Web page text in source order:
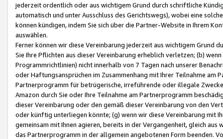
jederzeit ordentlich oder aus wichtigem Grund durch schriftliche
automatisch und unter Ausschluss des Gerichtswegs), wobei eine
können kündigen, indem Sie sich über die Partner-Website in Ihrem
auswählen.
Ferner können wir diese Vereinbarung jederzeit aus wichtigem Grund
Sie Ihre Pflichten aus dieser Vereinbarung erheblich verletzen; (b)
Programmrichtlinien) nicht innerhalb von 7 Tagen nach unserer
oder Haftungsansprüchen im Zusammenhang mit Ihrer Teilnahme am
Partnerprogramm für betrügerische, irreführende oder illegale
Amazon durch Sie oder Ihre Teilnahme am Partnerprogramm
dieser Vereinbarung oder den gemäß dieser Vereinbarung von den
oder künftig unterliegen könnte; (g) wenn wir diese Vereinbarung mit
gemeinsam mit Ihnen agieren, bereits in der Vergangenheit, gleich
das Partnerprogramm in der allgemein angebotenen Form beenden.